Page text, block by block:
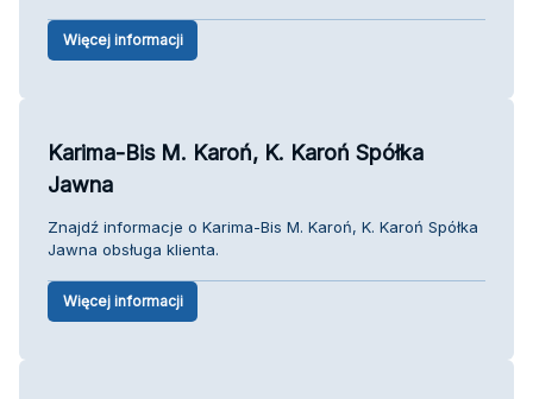
Więcej informacji
Karima-Bis M. Karoń, K. Karoń Spółka
Jawna
Znajdź informacje o Karima-Bis M. Karoń, K. Karoń Spółka
Jawna obsługa klienta.
Więcej informacji